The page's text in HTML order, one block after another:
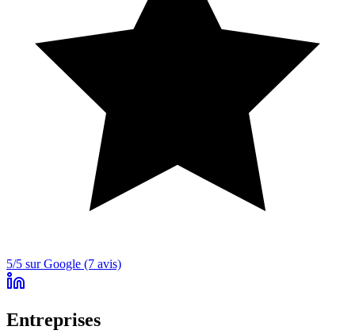
5/5 sur Google (7 avis)
Entreprises